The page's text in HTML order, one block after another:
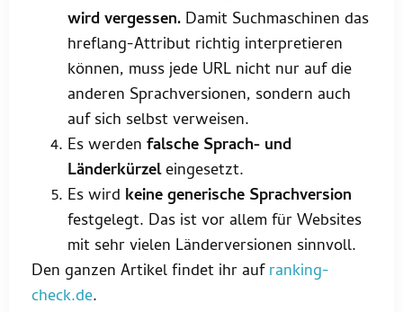
wird vergessen. Damit Suchmaschinen das
hreflang-Attribut richtig interpretieren
können, muss jede URL nicht nur auf die
anderen Sprachversionen, sondern auch
auf sich selbst verweisen.
Es werden falsche Sprach- und
Länderkürzeleingesetzt.
Es wird keine generische Sprachversion
festgelegt. Das ist vor allem für Websites
mit sehr vielen Länderversionen sinnvoll.
Den ganzen Artikel findet ihr aufranking-
check.de.